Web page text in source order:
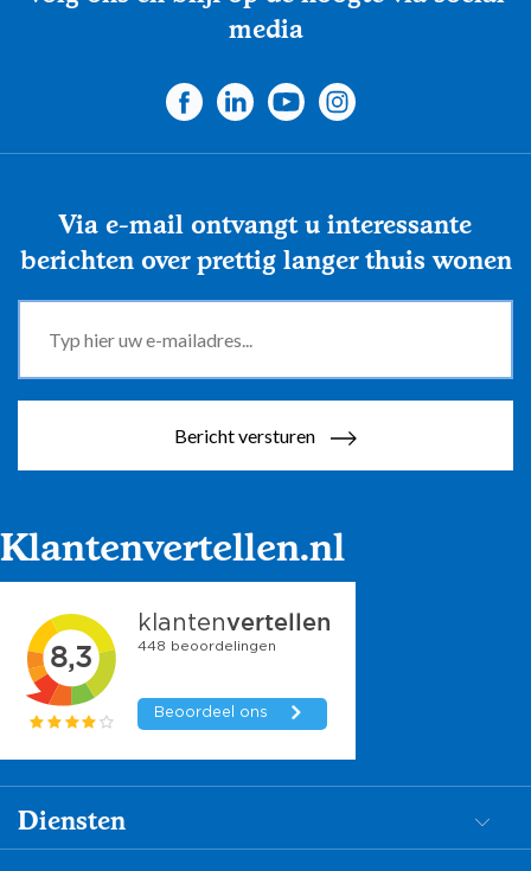
media
Via e-mail ontvangt u interessante
berichten over prettig langer thuis wonen
Bericht versturen
Klantenvertellen.nl
Diensten